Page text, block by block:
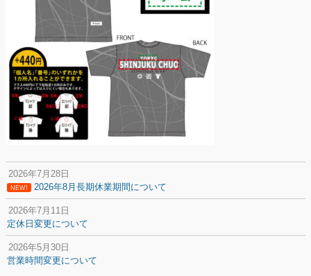
2026年7月28日
NEW! 2026年8月長期休業期間について
2026年7月11日
定休日変更について
2026年5月30日
営業時間変更について